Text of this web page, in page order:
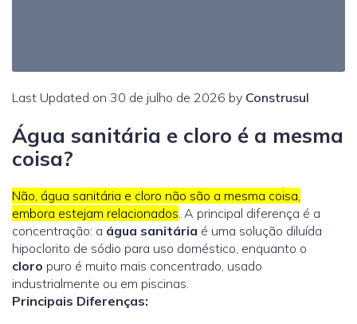
Last Updated on 30 de julho de 2026 by Construsul
Água sanitária e cloro é a mesma
coisa?
Não, água sanitária e cloro não são a mesma coisa,
embora estejam relacionados . A principal diferença é a
concentração: a água sanitária é uma solução diluída
hipoclorito de sódio para uso doméstico, enquanto o
cloro puro é muito mais concentrado, usado
industrialmente ou em piscinas.
Principais Diferenças: